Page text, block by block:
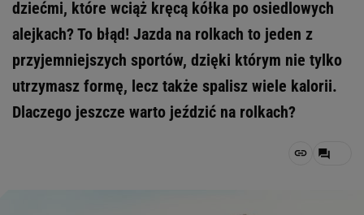
dziećmi, które wciąż kręcą kółka po osiedlowych
alejkach? To błąd! Jazda na rolkach to jeden z
przyjemniejszych sportów, dzięki którym nie tylko
utrzymasz formę, lecz także spalisz wiele kalorii.
Dlaczego jeszcze warto jeździć na rolkach?